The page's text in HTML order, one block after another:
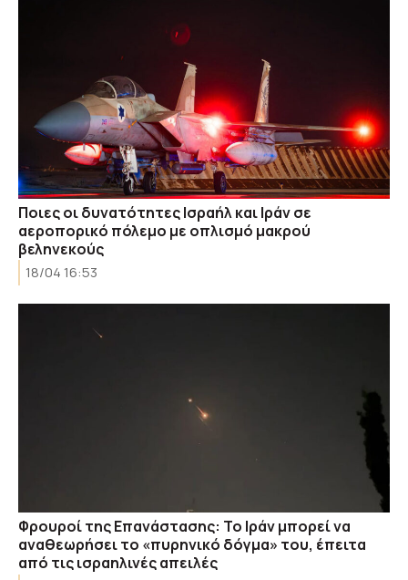
Ποιες οι δυνατότητες Ισραήλ και Ιράν σε
αεροπορικό πόλεμο με οπλισμό μακρού
βεληνεκούς
18/04 16:53
Φρουροί της Επανάστασης: Το Ιράν μπορεί να
αναθεωρήσει το «πυρηνικό δόγμα» του, έπειτα
από τις ισραηλινές απειλές